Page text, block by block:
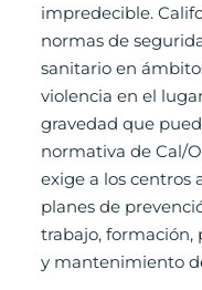
impredecible.
normas de
sanitario en
violencia en el
gravedad que
normativa de Cal/
exige a los centros
planes de
trabajo, formación,
y mantenimiento